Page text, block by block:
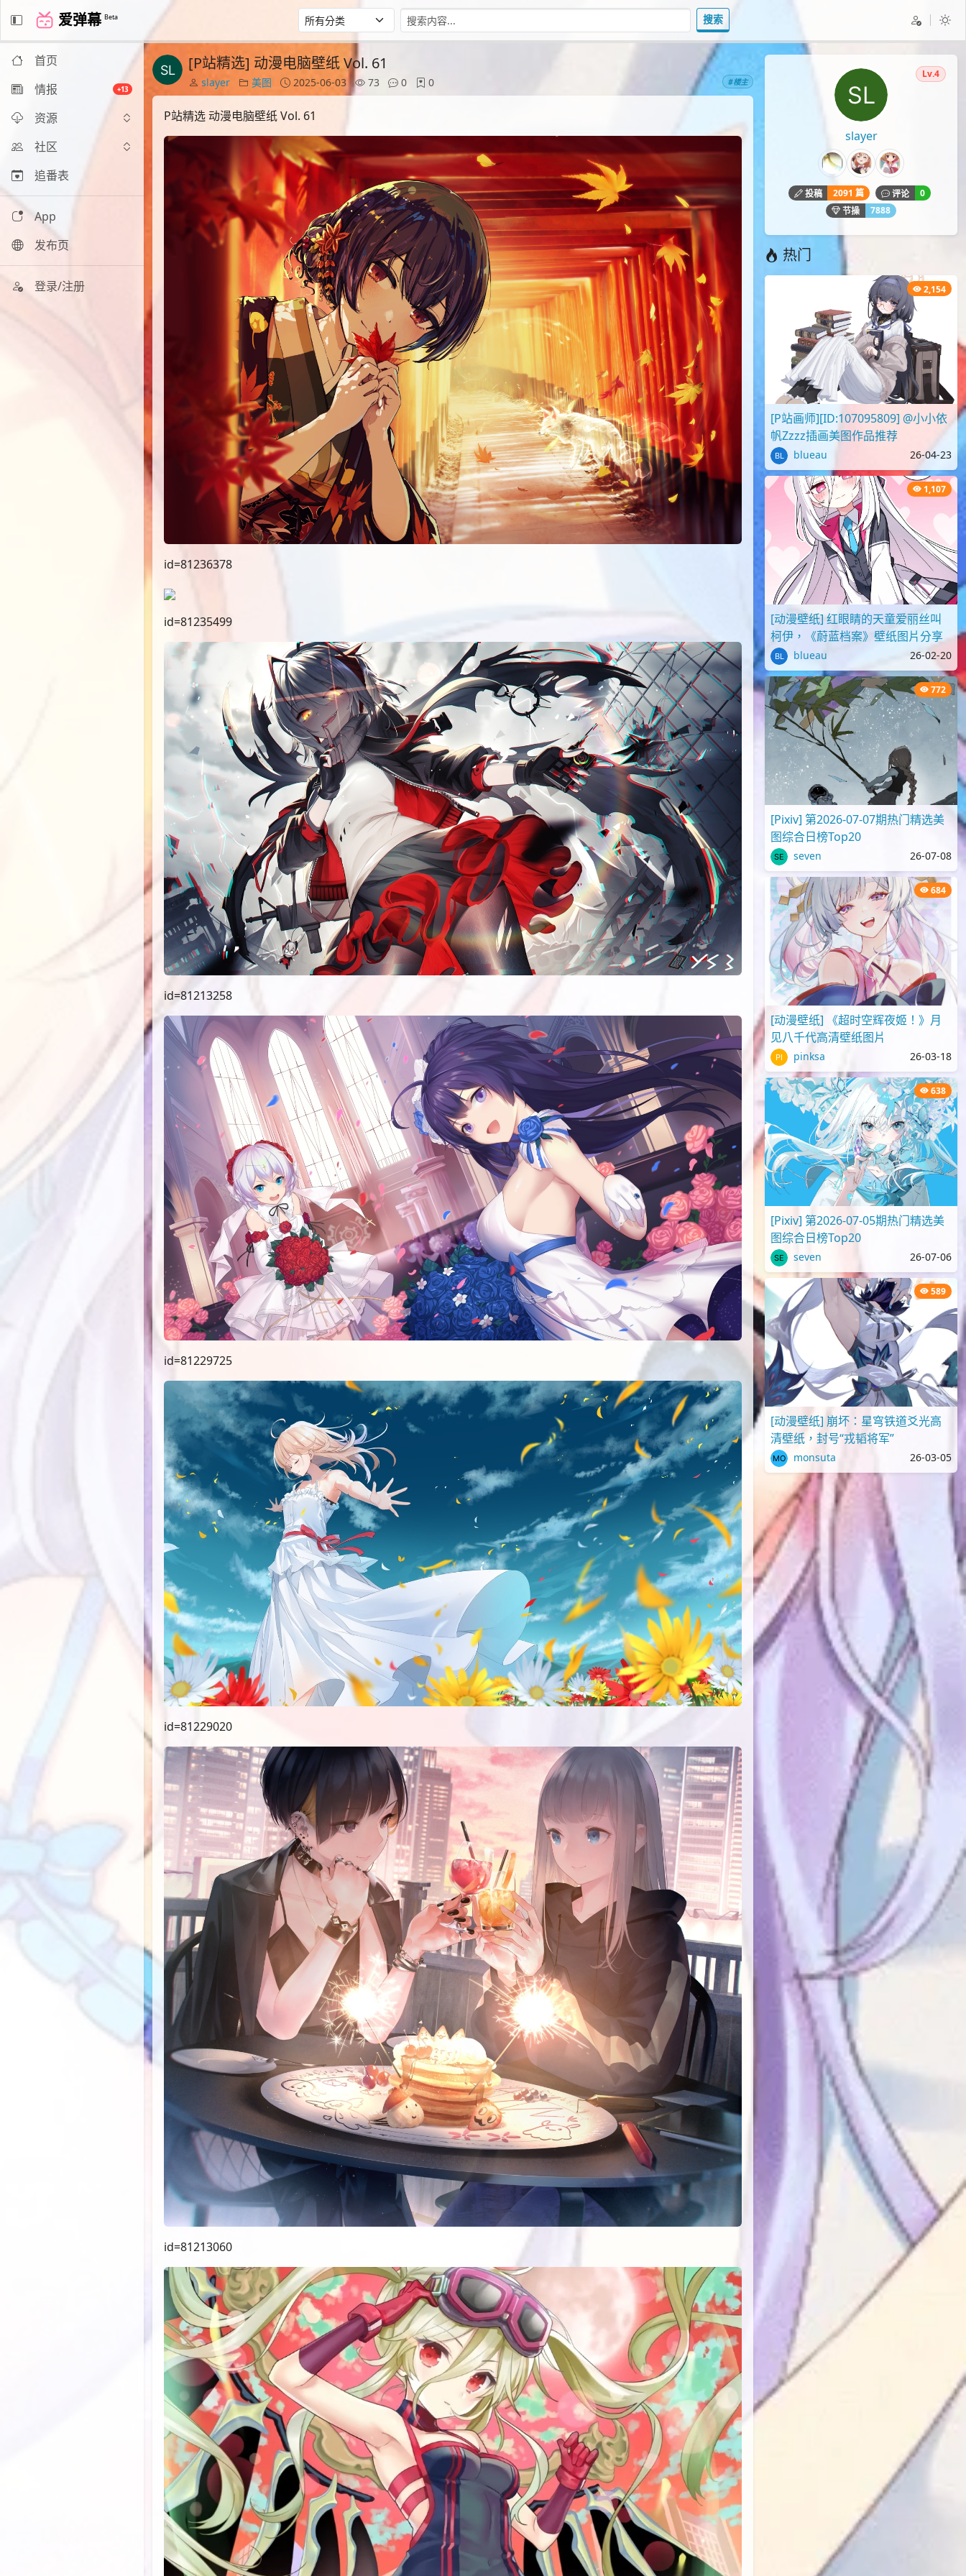
爱弹幕 Beta 搜索
首页
情报
+13
资源
社区
追番表
App
发布页
登录/注册
[P站精选] 动漫电脑壁纸 Vol. 61
slayer 美图 2025-06-03 73 0 0 #楼主
P站精选 动漫电脑壁纸 Vol. 61
id=81236378
id=81235499
id=81213258
id=81229725
id=81229020
id=81213060
slayer
Lv.4
投稿 2091 篇 评论
0
节操
7888
热门
2,154
[P站画师][ID:107095809] @小小依
帆Zzzz插画美图作品推荐
blueau 26-04-23
1,107
[动漫壁纸] 红眼睛的天童爱丽丝叫
柯伊，《蔚蓝档案》壁纸图片分享
blueau 26-02-20
772
[Pixiv] 第2026-07-07期热门精选美
图综合日榜Top20
seven 26-07-08
684
[动漫壁纸] 《超时空辉夜姬！》月
见八千代高清壁纸图片
pinksa 26-03-18
638
[Pixiv] 第2026-07-05期热门精选美
图综合日榜Top20
seven 26-07-06
589
[动漫壁纸] 崩坏：星穹铁道爻光高
清壁纸，封号“戎韬将军”
monsuta 26-03-05